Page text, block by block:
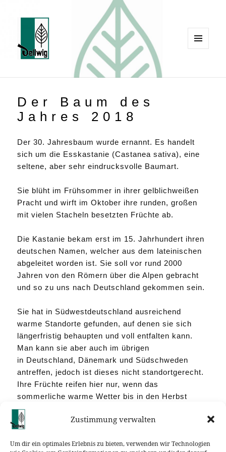
Zustimmung verwalten
Um dir ein optimales Erlebnis zu bieten, verwenden wir Technologien
Robert Dellwig
Der Baum des
Jahres 2018
Der 30. Jahresbaum wurde ernannt. Es handelt
sich um die Esskastanie (Castanea sativa), eine
seltene, aber sehr eindrucksvolle Baumart.
Sie blüht im Frühsommer in ihrer gelblichweißen
Pracht und wirft im Oktober ihre runden, großen
mit vielen Stacheln besetzten Früchte ab.
Die Kastanie bekam erst im 15. Jahrhundert ihren
deutschen Namen, welcher aus dem lateinischen
abgeleitet worden ist. Sie soll vor rund 2000
Jahren von den Römern über die Alpen gebracht
und so zu uns nach Deutschland gekommen sein.
Sie hat in Südwestdeutschland ausreichend
warme Standorte gefunden, auf denen sie sich
längerfristig behaupten und voll entfalten kann.
Man kann sie aber auch im übrigen
in Deutschland, Dänemark und Südschweden
antreffen, jedoch ist dieses nicht standortgerecht.
Ihre Früchte reifen hier nur, wenn das
sommerliche warme Wetter bis in den Herbst
hinein anhält. Dort wird sie meistens als Allee-,
Park- oder Gartenbaum gepflanzt.